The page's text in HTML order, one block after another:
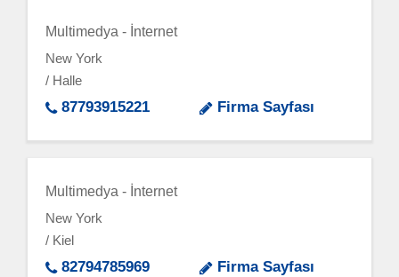
Multimedya - İnternet
New York
/ Halle
87793915221 Firma Sayfası
Multimedya - İnternet
New York
/ Kiel
82794785969 Firma Sayfası